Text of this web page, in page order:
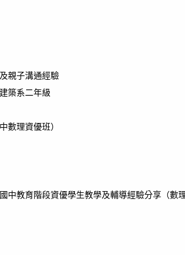
親子溝通經驗
築系二年級
數理資優班）
中教育階段資優學生教學及輔導經驗分享（數